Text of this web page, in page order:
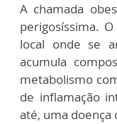
A chamada
perigosíssima.
local onde se
acumula
metabolismo
de inflamação
até, uma doença